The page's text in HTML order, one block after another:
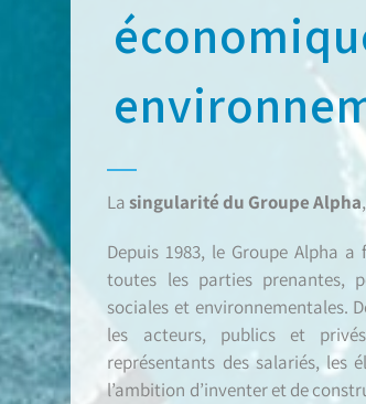
Lasingularité du Groupe Alpha
Depuis 1983, le Groupe Alpha
toutes les parties prenantes,
sociales et environnementales.
les acteurs, publics et
représentants des salariés, les
l’ambition d’inventer et de